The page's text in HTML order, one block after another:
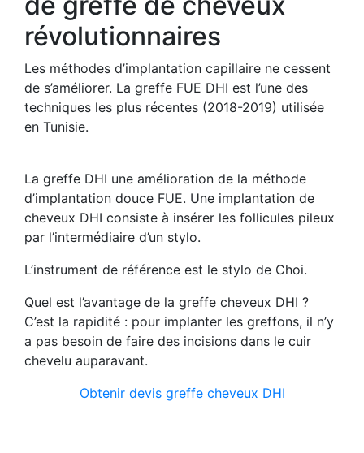
révolutionnaires
Les méthodes d’implantation capillaire ne cessent
de s’améliorer. La greffe FUE DHI est l’une des
techniques les plus récentes (2018-2019) utilisée
en Tunisie.
La greffe DHI une amélioration de la méthode
d’implantation douce FUE. Une implantation de
cheveux DHI consiste à insérer les follicules pileux
par l’intermédiaire d’un stylo.
L’instrument de référence est le stylo de Choi.
Quel est l’avantage de la greffe cheveux DHI ?
C’est la rapidité : pour implanter les greffons, il n’y
a pas besoin de faire des incisions dans le cuir
chevelu auparavant.
Obtenir devis greffe cheveux DHI